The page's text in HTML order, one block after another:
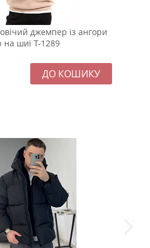
джемпер із ангори
на шиї Т-1289